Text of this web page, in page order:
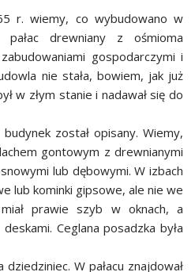
r. wiemy, co wybudowano w
pałac drewniany z ośmioma
gospodarczymi i
nie stała, bowiem, jak już
w złym stanie i nadawał się do
został opisany. Wiemy,
gontowym z drewnianymi
lub dębowymi. W izbach
lub kominki gipsowe, ale nie we
prawie szyb w oknach, a
Ceglana posadzka była
dziedziniec. W pałacu znajdował